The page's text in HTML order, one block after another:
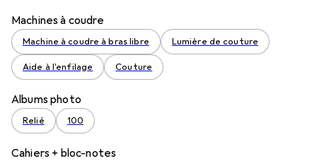
Machines à coudre
Machine à coudre à bras libre Lumière de couture
Aide à l'enfilage Couture
Albums photo
Relié 100
Cahiers + bloc-notes